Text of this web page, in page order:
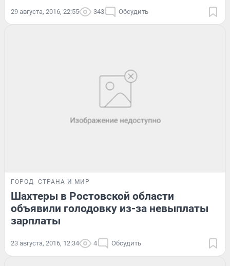
29 августа, 2016, 22:55 343 Обсудить
ГОРОД СТРАНА И МИР
Шахтеры в Ростовской области
объявили голодовку из-за невыплаты
зарплаты
23 августа, 2016, 12:34 4 Обсудить